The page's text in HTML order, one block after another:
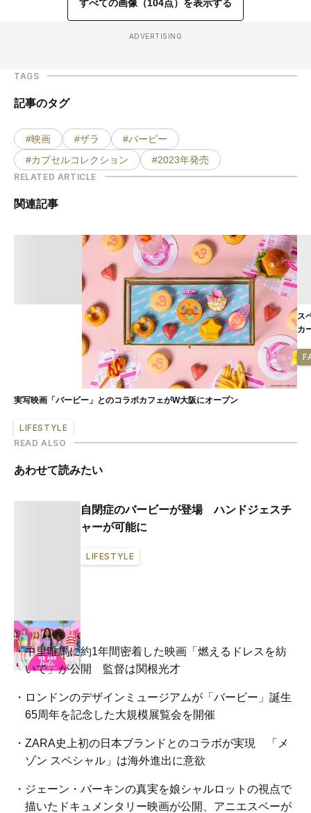
すべての画像（104点）を表示する
ADVERTISING
TAGS
記事のタグ
#映画 #ザラ
#バービー
#カプセルコレクション
#2023年発売
RELATED ARTICLE
関連記事
実写映画「バービー」とのコラボカフェがW大阪にオープン
LIFESTYLE
ス
カ
READ ALSO
あわせて読みたい
自閉症のバービーが登場 ハンドジェスチ
ャーが可能に
LIFESTYLE
中里唯馬に約1年間密着した映画「燃えるドレスを紡
いで」が公開 監督は関根光才
ロンドンのデザインミュージアムが「バービー」誕生
65周年を記念した大規模展覧会を開催
ZARA史上初の日本ブランドとのコラボが実現 「メ
ゾン スペシャル」は海外進出に意欲
ジェーン・バーキンの真実を娘シャルロットの視点で
描いたドキュメンタリー映画が公開、アニエスベーが